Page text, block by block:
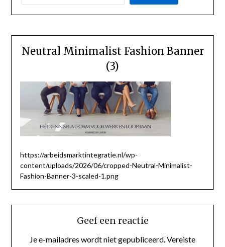
Neutral Minimalist Fashion Banner
(3)
https://arbeidsmarktintegratie.nl/wp-
content/uploads/2026/06/cropped-Neutral-Minimalist-
Fashion-Banner-3-scaled-1.png
Geef een reactie
Je e-mailadres wordt niet gepubliceerd.Vereiste